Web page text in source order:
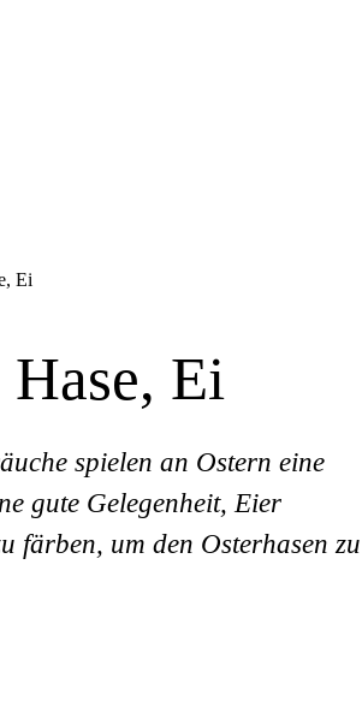
Ei
Ei
spielen an Ostern eine
gute Gelegenheit, Eier
färben, um den Osterhasen zu